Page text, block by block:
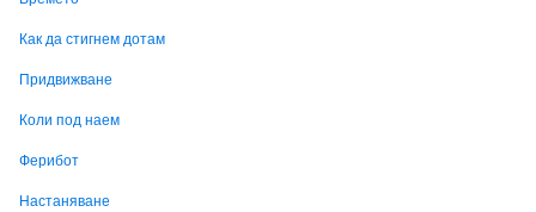
Как да стигнем дотам
Придвижване
Коли под наем
Ферибот
Настаняване